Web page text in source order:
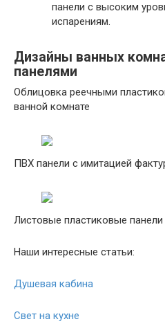
панели с высоким
испарениям.
Дизайны ванных
панелями
Облицовка реечными
ванной комнате
ПВХ панели с имитацией
Листовые пластиковые
Наши интересные статьи:
Душевая кабина
Свет на кухне